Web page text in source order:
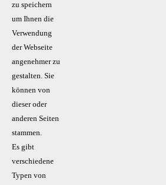
zu speichern
um Ihnen die
Verwendung
der Webseite
angenehmer zu
gestalten. Sie
können von
dieser oder
anderen Seiten
stammen.
Es gibt
verschiedene
Typen von